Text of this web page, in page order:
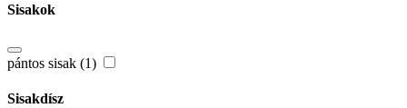
Sisakok
pántos sisak (1)
Sisakdísz